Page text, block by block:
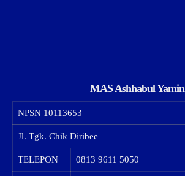
MAS Ashhabul Yamin
NPSN 10113653
Jl. Tgk. Chik Diribee
TELEPON 0813 9611 5050